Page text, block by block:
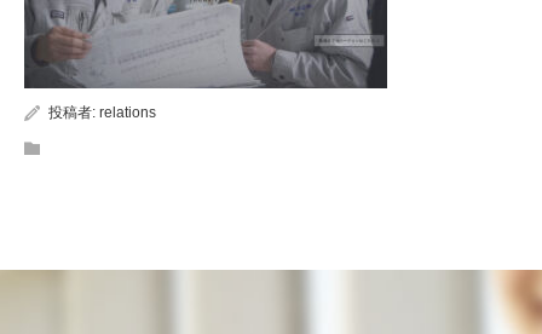
投稿者: relations